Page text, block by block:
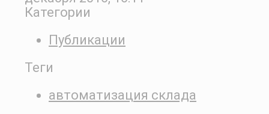
Категории
Публикации
Теги
автоматизация склада